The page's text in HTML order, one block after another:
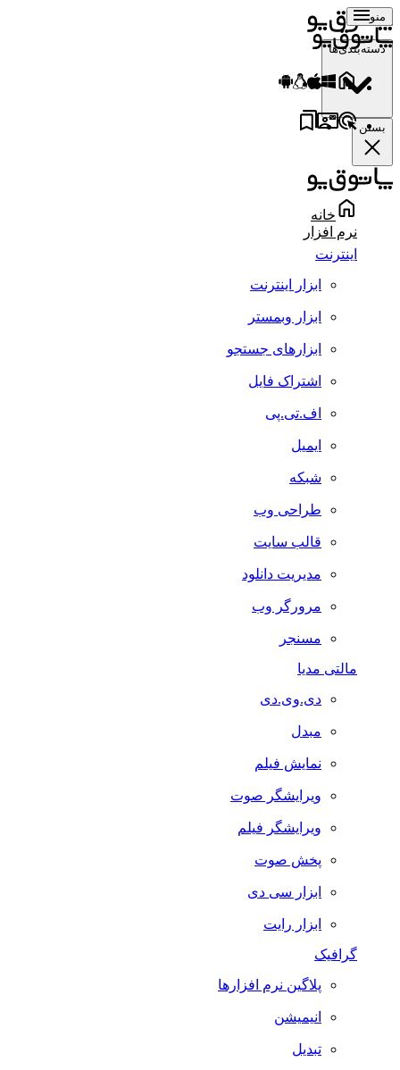
منو
دسته‌بندی‌ها
بستن
خانه
نرم افزار
اینترنت
ابزار اینترنت
ابزار وبمستر
ابزارهای جستجو
اشتراک فایل
اف.تی.پی
ایمیل
شبکه
طراحی وب
قالب سایت
مدیریت دانلود
مرورگر وب
مسنجر
مالتی مدیا
دی.وی.دی
مبدل
نمایش فیلم
ویرایشگر صوت
ویرایشگر فیلم
پخش صوت
ابزار سی دی
ابزار رایت
گرافیک
پلاگین نرم افزارها
انیمیشن
تبدیل